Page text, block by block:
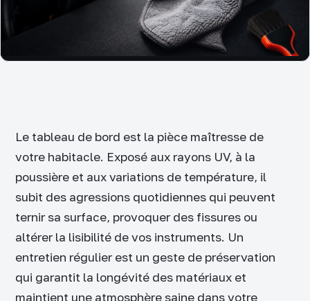
Le tableau de bord est la pièce maîtresse de
votre habitacle. Exposé aux rayons UV, à la
poussière et aux variations de température, il
subit des agressions quotidiennes qui peuvent
ternir sa surface, provoquer des fissures ou
altérer la lisibilité de vos instruments. Un
entretien régulier est un geste de préservation
qui garantit la longévité des matériaux et
maintient une atmosphère saine dans votre